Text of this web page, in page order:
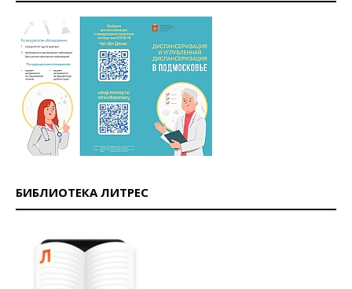
БИБЛИОТЕКА ЛИТРЕС